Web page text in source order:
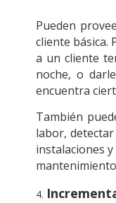
Pueden
cliente básica.
a un cliente
noche, o
encuentra
También
labor,
instalaciones